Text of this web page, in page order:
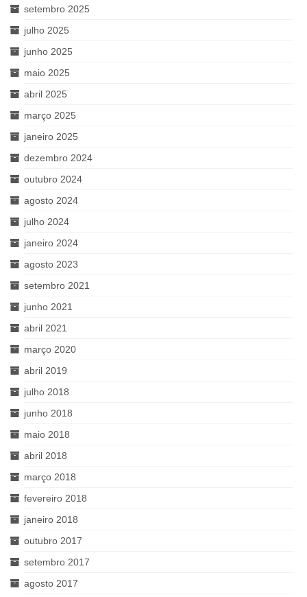
setembro 2025
julho 2025
junho 2025
maio 2025
abril 2025
março 2025
janeiro 2025
dezembro 2024
outubro 2024
agosto 2024
julho 2024
janeiro 2024
agosto 2023
setembro 2021
junho 2021
abril 2021
março 2020
abril 2019
julho 2018
junho 2018
maio 2018
abril 2018
março 2018
fevereiro 2018
janeiro 2018
outubro 2017
setembro 2017
agosto 2017